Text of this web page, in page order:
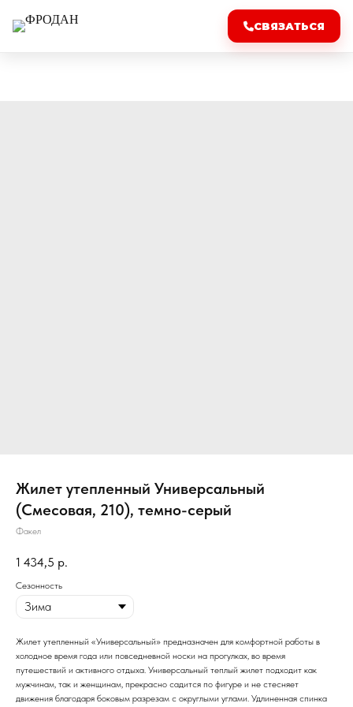
СВЯЗАТЬСЯ
Жилет утепленный Универсальный
(Смесовая, 210), темно-серый
Факел
1 434,5 р.
Сезонность
Жилет утепленный «Универсальный» предназначен для комфортной работы в
холодное время года или повседневной носки на прогулках, во время
путешествий и активного отдыха. Универсальный теплый жилет подходит как
мужчинам, так и женщинам, прекрасно садится по фигуре и не стесняет
движения благодаря боковым разрезам с округлыми углами. Удлиненная спинка